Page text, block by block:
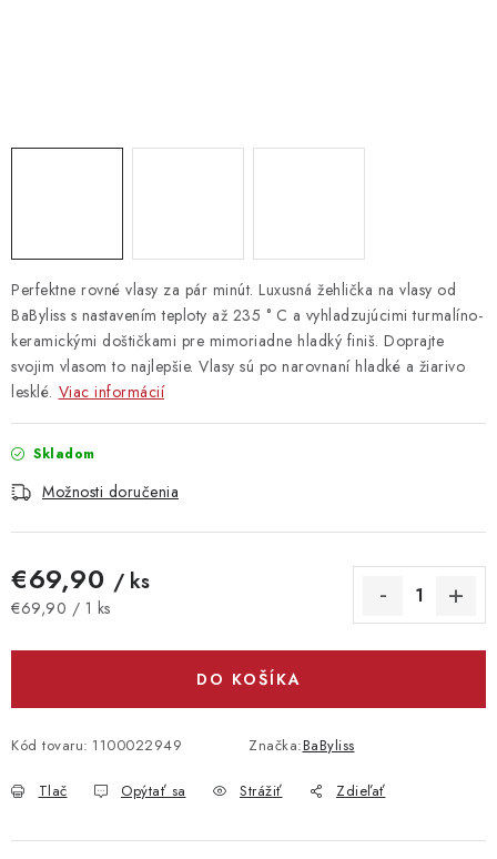
Perfektne rovné vlasy za pár minút. Luxusná žehlička na vlasy od
BaByliss s nastavením teploty až 235 ° C a vyhladzujúcimi turmalíno-
keramickými doštičkami pre mimoriadne hladký finiš. Doprajte
svojim vlasom to najlepšie. Vlasy sú po narovnaní hladké a žiarivo
lesklé. Viac informácií
Skladom
Možnosti doručenia
€69,90 / ks
Jednotková cena:
€69,90 / 1 ks
DO KOŠÍKA
Kód tovaru: 1100022949 Značka:BaByliss
Tlač Opýtať sa Strážiť Zdieľať